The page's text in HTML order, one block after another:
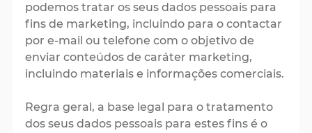
podemos tratar os seus dados pessoais para
fins de marketing, incluindo para o contactar
por e-mail ou telefone com o objetivo de
enviar conteúdos de caráter marketing,
incluindo materiais e informações comerciais.
Regra geral, a base legal para o tratamento
dos seus dados pessoais para estes fins é o